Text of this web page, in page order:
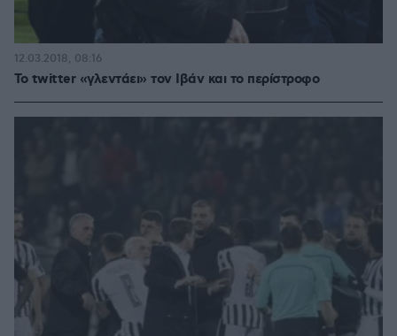
Το twitter «γλεντάει» τον Ιβάν και το περίστροφο
12.03.2018, 08:16